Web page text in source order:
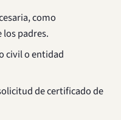
como
padres.
civil o entidad
de certificado de